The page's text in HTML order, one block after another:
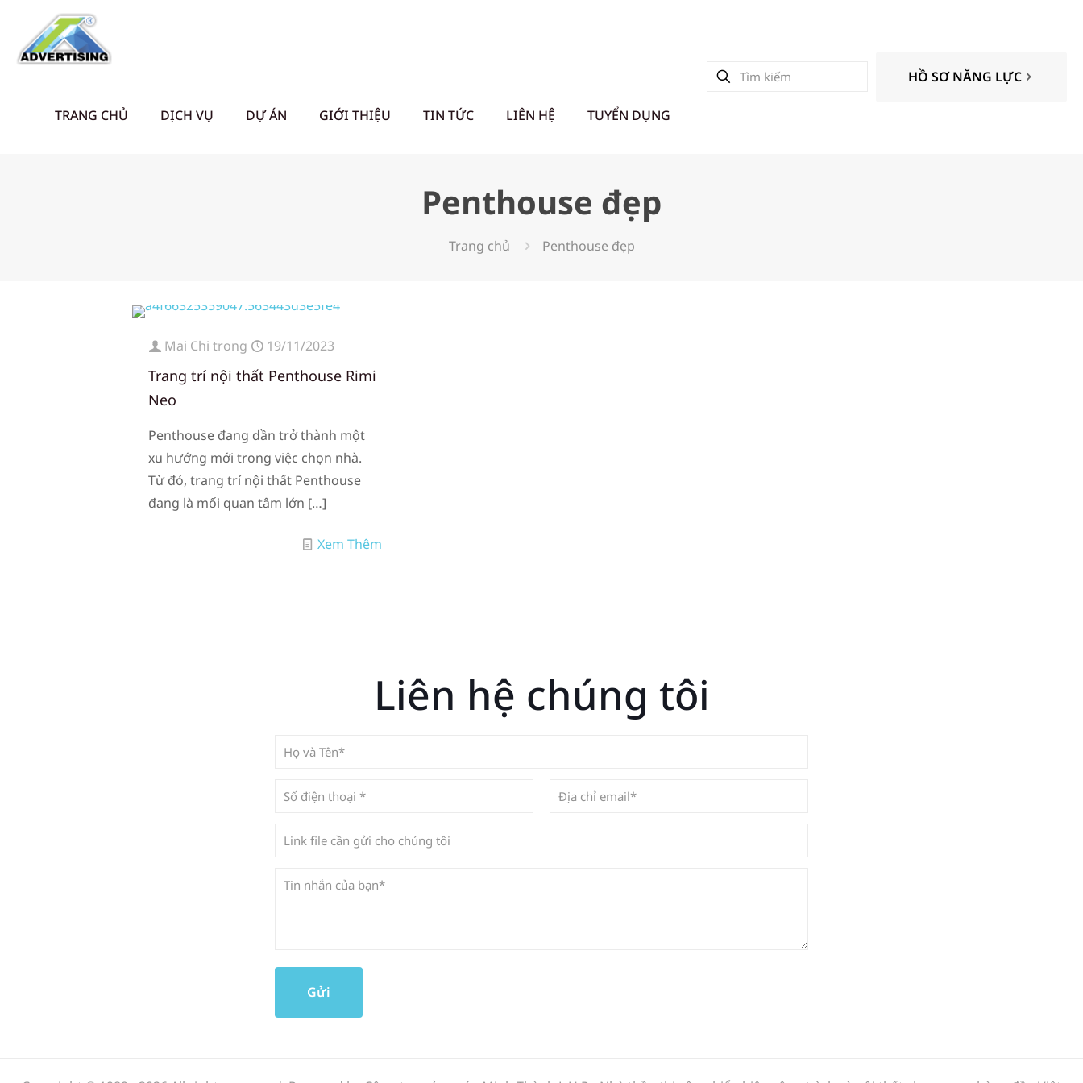
TRANG CHỦ DỊCH VỤ DỰ ÁN GIỚI THIỆU TIN TỨC LIÊN HỆ TUYỂN DỤNG
HỒ SƠ NĂNG LỰC
Penthouse đẹp
Trang chủ Penthouse đẹp
Mai Chi trong 19/11/2023
Trang trí nội thất Penthouse Rimi
Neo
Penthouse đang dần trở thành một
xu hướng mới trong việc chọn nhà.
Từ đó, trang trí nội thất Penthouse
đang là mối quan tâm lớn […]
Xem Thêm
Liên hệ chúng tôi